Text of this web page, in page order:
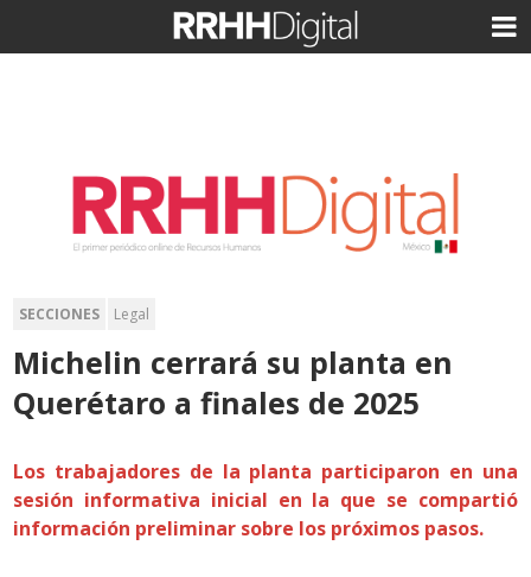
SECCIONES Legal
Michelin cerrará su planta en
Querétaro a finales de 2025
Los trabajadores de la planta participaron en una
sesión informativa inicial en la que se compartió
información preliminar sobre los próximos pasos.